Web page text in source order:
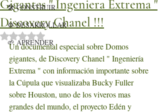
🛠️ CONSTRUIR
⚙️ DESARROLLAR
🌱 APRENDER
Gigantes " Ingeniera Extrema "
Discovery Chanel !!!
Obtuvo NaN de 5 estrellas.
Un documental especial sobre Domos
gigantes, de Discovery Chanel " Ingeniería
Extrema " con información importante sobre
la Cúpula que visualizaba Bucky Fuller
sobre Houston, uno de los viveros mas
grandes del mundo, el proyecto Edén y